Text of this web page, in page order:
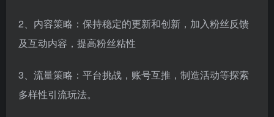
2、内容策略：保持稳定的更新和创新，加入粉丝反馈
及互动内容，提高粉丝粘性
3、流量策略：平台挑战，账号互推，制造活动等探索
多样性引流玩法。